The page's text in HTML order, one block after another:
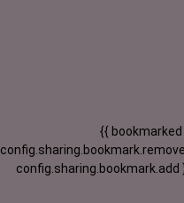
{{ bookmarked
config.sharing.bookmark.add